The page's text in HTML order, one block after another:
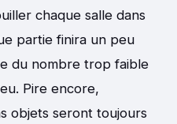
chaque salle dans
partie finira un peu
du nombre trop faible
Pire encore,
objets seront toujours